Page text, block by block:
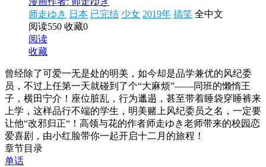
师走ゆき 日本 已完结 少女 2019年 搞笑 全中文
阅读550 收藏0
阅读
收藏
曾经除了可爱一无是处的明美，如今却是品学兼优的风纪委
员，不过上任第一天就碰到了个“大麻烦”——同班的懒惰王
子，横田宁介！座位脏乱，行为邋遢，甚至带着睡袋穿睡裤来
上学，这样品行不端的学生，明美赌上风纪委员之名，一定要
让他“改邪归正“！高领与花的作者师走ゆき老师带来的校园恋
爱喜剧，由小红脸带你一起开启十二月的旅程！
章节目录
单话